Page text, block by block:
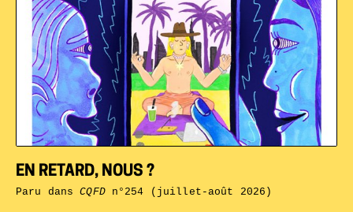
EN RETARD, NOUS ?
Paru dansCQFDn°254 (juillet-août 2026)